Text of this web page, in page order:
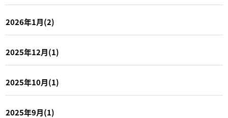
2026年1月(2)
2025年12月(1)
2025年10月(1)
2025年9月(1)